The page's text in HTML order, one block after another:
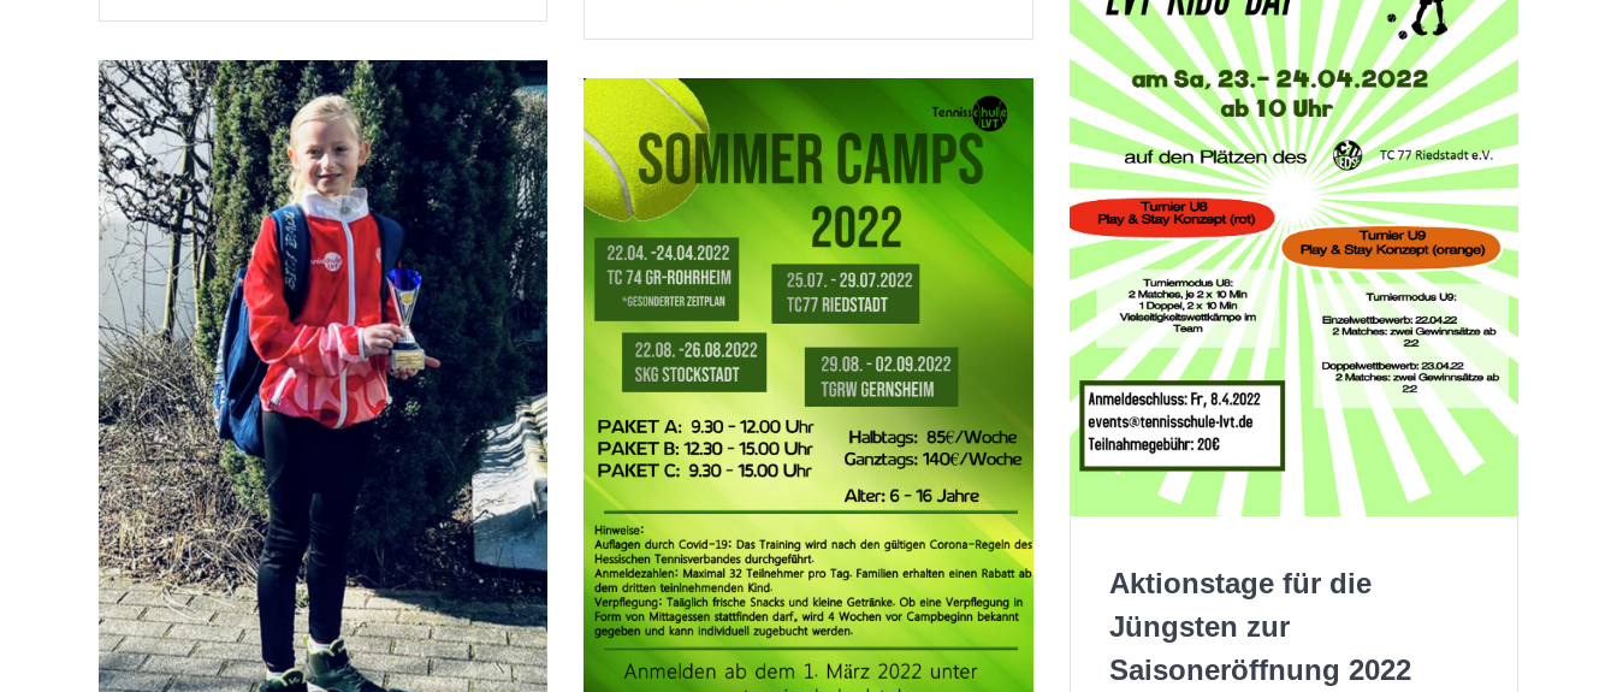
Aktionstage für die
Jüngsten zur
Saisoneröffnung 2022